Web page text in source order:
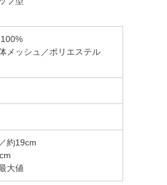
メッシュ／ポリエステル
約19cm
大値